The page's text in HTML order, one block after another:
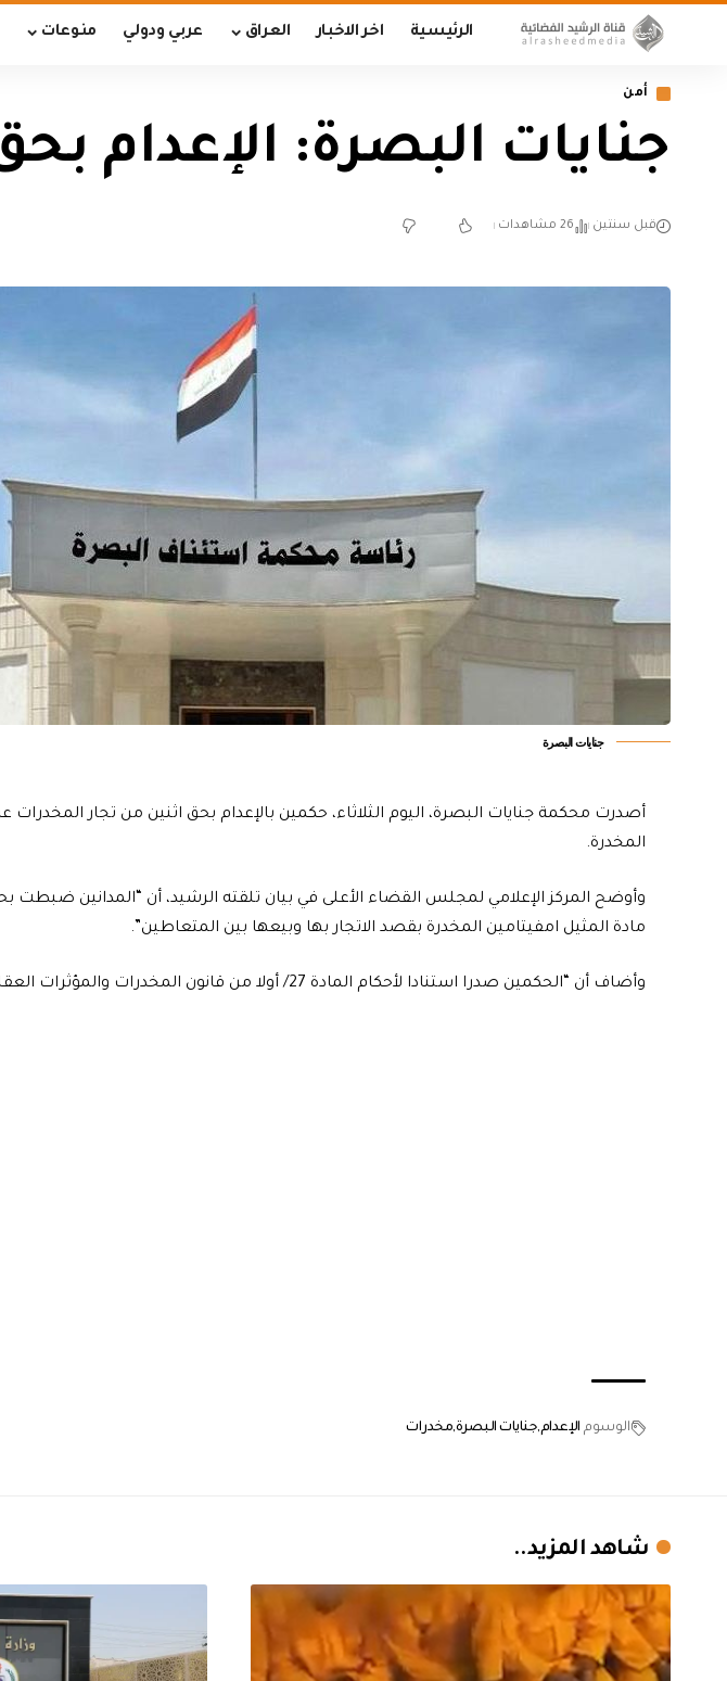
الرئيسية اخر الاخبار العراق عربي ودولي منوعات
أمن
جنايات البصرة: الإعدام
قبل سنتين 26 مشاهدات
جنايات البصرة
أصدرت محكمة جنايات البصرة، اليوم الثلاثاء، حكمين بالإعدام بحق اثنين من تجار المخدرات عن
المخدرة.
مادة المثيل امفيتامين المخدرة بقصد الاتجار بها وبيعها بين المتعاطين”.
وأضاف أن “الحكمين صدرا استنادا لأحكام المادة 27/ أولا من قانون المخدرات والمؤثرات العقلية رقم 50 لسنة 2017
الوسوم الإعدام جنايات البصرة مخدرات
شاهد المزيد..